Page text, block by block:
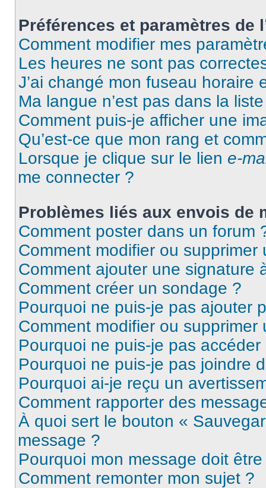
Préférences et paramètres de
Comment modifier mes
Les heures ne sont pas
J’ai changé mon fuseau horaire
Ma langue n’est pas dans la
Comment puis-je afficher une
Qu’est-ce que mon rang et
Lorsque je clique sur le lien e-
me connecter ?
Problèmes liés aux envois de
Comment poster dans un forum
Comment modifier ou supprimer
Comment ajouter une signature
Comment créer un sondage ?
Pourquoi ne puis-je pas ajouter
Comment modifier ou supprimer
Pourquoi ne puis-je pas
Pourquoi ne puis-je pas joindre
Pourquoi ai-je reçu un
Comment rapporter des
À quoi sert le bouton «
message ?
Pourquoi mon message doit
Comment remonter mon sujet ?